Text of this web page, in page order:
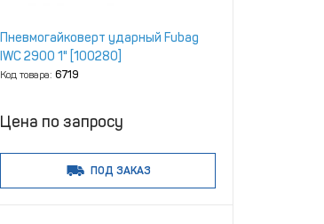
Пневмогайковерт ударный Fubag
IWC 2900 1" [100280]
Код товара:6719
Цена по запросу
ПОД ЗАКАЗ